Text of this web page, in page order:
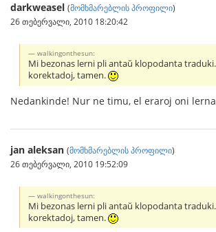
darkweasel (მომხმარებლის პროფილი)
26 თებერვალი, 2010 18:20:42
walkingonthesun:
Mi bezonas lerni pli antaŭ klopodanta
korektadoj, tamen.
Nedankinde! Nur ne timu, el eraroj oni
jan aleksan (მომხმარებლის პროფილი)
26 თებერვალი, 2010 19:52:09
walkingonthesun:
Mi bezonas lerni pli antaŭ klopodanta
korektadoj, tamen.